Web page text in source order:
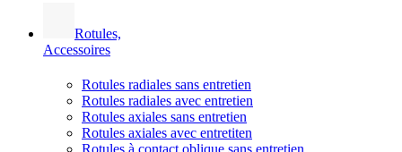
Rotules,
Accessoires
Rotules radiales sans entretien
Rotules radiales avec entretien
Rotules axiales sans entretien
Rotules axiales avec entretiten
Rotules à contact oblique sans entretien